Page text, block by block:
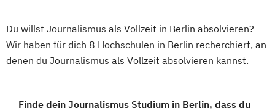
Du willst Journalismus als Vollzeit in Berlin absolvieren?
Wir haben für dich 8 Hochschulen in Berlin recherchiert, an
denen du Journalismus als Vollzeit absolvieren kannst.
Finde dein Journalismus Studium in Berlin, dass du